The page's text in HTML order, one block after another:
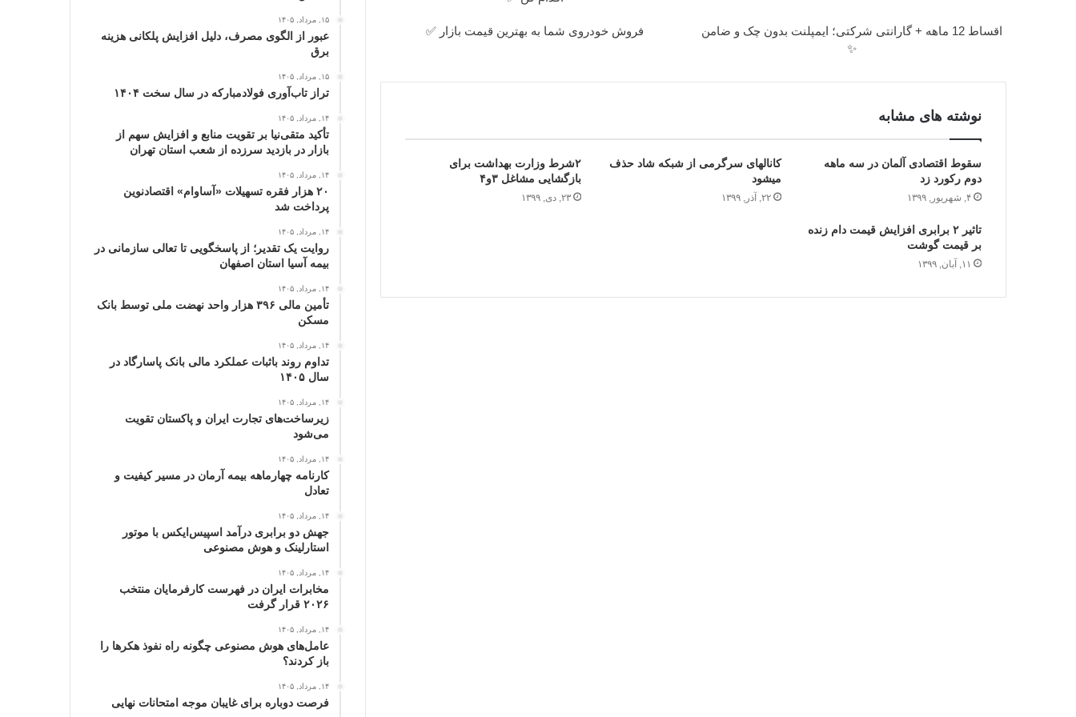
اقساط 12 ماهه + گارانتی شرکتی؛ ایمپلنت بدون چک و ضامن
✨
فروش خودروی شما به بهترین قیمت بازار ✅
نوشته های مشابه
سقوط اقتصادی آلمان در سه ماهه
دوم رکورد زد
۴, شهریور, ۱۳۹۹
کانال‎های سرگرمی از شبکه شاد حذف
می‎شود
۲۲, آذر, ۱۳۹۹
۲شرط وزارت بهداشت برای
بازگشایی مشاغل ۳و۴
۲۳, دی, ۱۳۹۹
تاثیر ۲ برابری افزایش قیمت دام زنده
بر قیمت گوشت
۱۱, آبان, ۱۳۹۹
۱۵, مرداد, ۱۴۰۵
عبور از الگوی مصرف، دلیل افزایش پلکانی هزینه
برق
۱۵, مرداد, ۱۴۰۵
تراز تاب‌آوری فولادمبارکه در سال سخت ۱۴۰۴
۱۴, مرداد, ۱۴۰۵
تأکید متقی‌نیا بر تقویت منابع و افزایش سهم از
بازار در بازدید سرزده از شعب استان تهران
۱۴, مرداد, ۱۴۰۵
۲۰ هزار فقره تسهیلات «آساوام» اقتصادنوین
پرداخت شد
۱۴, مرداد, ۱۴۰۵
روایت یک تقدیر؛ از پاسخگویی تا تعالی سازمانی در
بیمه آسیا استان اصفهان
۱۴, مرداد, ۱۴۰۵
تأمین مالی ۳۹۶ هزار واحد نهضت ملی توسط بانک
مسکن
۱۴, مرداد, ۱۴۰۵
تداوم روند باثبات عملکرد مالی بانک پاسارگاد در
سال ۱۴۰۵
۱۴, مرداد, ۱۴۰۵
زیرساخت‌های تجارت ایران و پاکستان تقویت
می‌شود
۱۴, مرداد, ۱۴۰۵
کارنامه چهارماهه بیمه آرمان در مسیر کیفیت و
تعادل
۱۴, مرداد, ۱۴۰۵
جهش دو برابری درآمد اسپیس‌ایکس با موتور
استارلینک و هوش مصنوعی
۱۴, مرداد, ۱۴۰۵
مخابرات ایران در فهرست کارفرمایان منتخب
۲۰۲۶ قرار گرفت
۱۴, مرداد, ۱۴۰۵
عامل‌های هوش مصنوعی چگونه راه نفوذ هکرها را
باز کردند؟
۱۴, مرداد, ۱۴۰۵
فرصت دوباره برای غایبان موجه امتحانات نهایی